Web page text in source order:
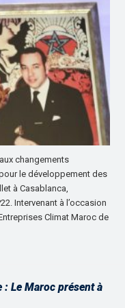
changements
le développement des
à Casablanca,
Intervenant à l’occasion
Climat Maroc de
: Le Maroc présent à